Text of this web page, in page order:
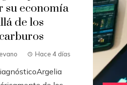
su economía
de los
Hace 4 días